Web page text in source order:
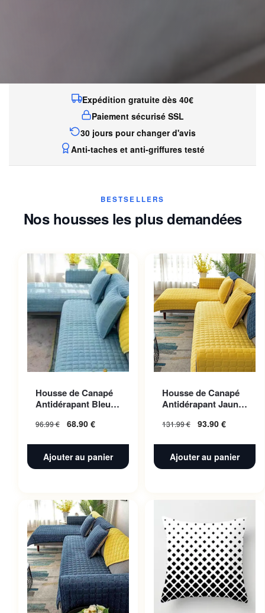
Expédition gratuite dès 40€
Paiement sécurisé SSL
30 jours pour changer d'avis
Anti-taches et anti-griffures testé
BESTSELLERS
Nos housses les plus demandées
Housse de Canapé
Antidérapant Bleu
96.99€ 68.90 €
Ajouter au panier
Housse de Canapé
Antidérapant Jaune
131.99€ 93.90 €
Ajouter au panier